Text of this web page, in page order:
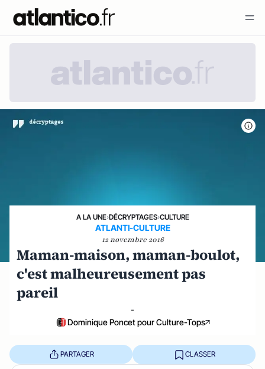
A LA UNE›DÉCRYPTAGES›CULTURE
ATLANTI-CULTURE
12 novembre 2016
Maman-maison, maman-boulot,
c'est malheureusement pas
pareil
-
Dominique Poncet pour Culture-Tops
PARTAGER CLASSER